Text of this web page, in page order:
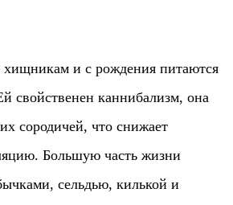
хищникам и с рождения питаются
свойственен каннибализм, она
сородичей, что снижает
Большую часть жизни
сельдью, килькой и